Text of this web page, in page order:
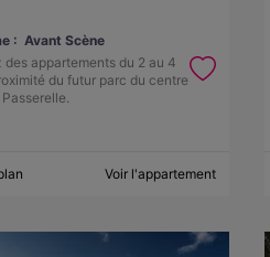
: Avant Scène
des appartements du 2 au 4
du futur parc du centre
Voir l'appartement